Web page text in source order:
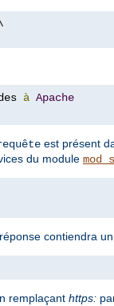
à Apache
est présent
du module
contiendra
remplaçant https: